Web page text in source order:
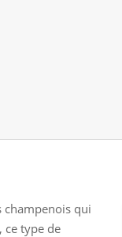
champenois qui
ce type de